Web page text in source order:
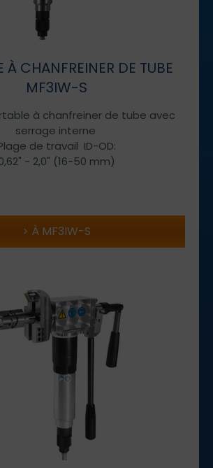
À CHANFREINER DE TUBE
MF3IW-S
à chanfreiner de tube avec
serrage interne
de travail ID-OD:
- 2,0" (16-50 mm)
À MF3IW-S